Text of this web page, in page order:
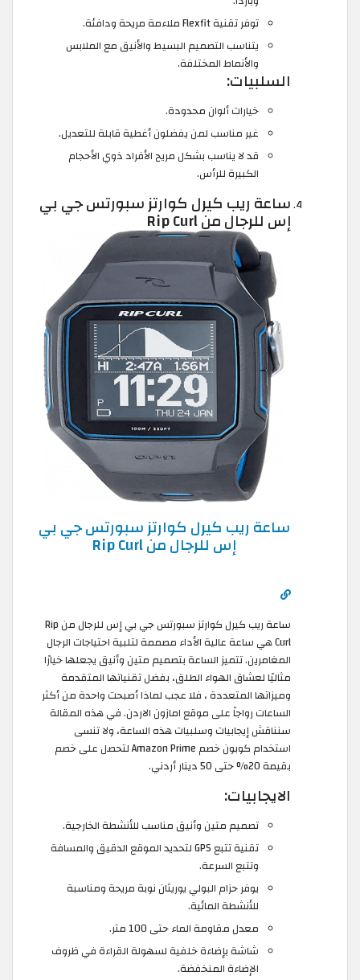
توفر تقنية Flexfit ملاءمة مريحة ودافئة.
يتناسب التصميم البسيط والأنيق مع الملابس
والأنماط المختلفة.
السلبيات:
خيارات ألوان محدودة.
غير مناسب لمن يفضلون أغطية قابلة للتعديل.
قد لا يناسب بشكل مريح الأفراد ذوي الأحجام
الكبيرة للرأس.
ساعة ريب كيرل كوارتز سبورتس جي بي
إس للرجال من Rip Curl
ساعة ريب كيرل كوارتز سبورتس جي بي
إس للرجال من Rip Curl
ساعة ريب كيرل كوارتز سبورتس جي بي إس للرجال من Rip
Curl هي ساعة عالية الأداء مصممة لتلبية احتياجات الرجال
المغامرين. تتميز الساعة بتصميم متين وأنيق يجعلها خيارًا
مثاليًا لعشاق الهواء الطلق، بفضل تقنياتها المتقدمة
وميزاتها المتعددة ، فلا عجب لماذا أصبحت واحدة من أكثر
الساعات رواجاً على موقع امازون الاردن. في هذه المقالة
سنناقش إيجابيات وسلبيات هذه الساعة، ولا تنسى
استخدام كوبون خصم Amazon Prime لتحصل على خصم
بقيمة 20% حتى 50 دينار أردني.
الايجابيات:
تصميم متين وأنيق مناسب للأنشطة الخارجية.
تقنية تتبع GPS لتحديد الموقع الدقيق والمسافة
وتتبع السرعة.
يوفر حزام البولي يوريثان نوبة مريحة ومناسبة
للأنشطة المائية.
معدل مقاومة الماء حتى 100 متر.
شاشة بإضاءة خلفية لسهولة القراءة في ظروف
الإضاءة المنخفضة.